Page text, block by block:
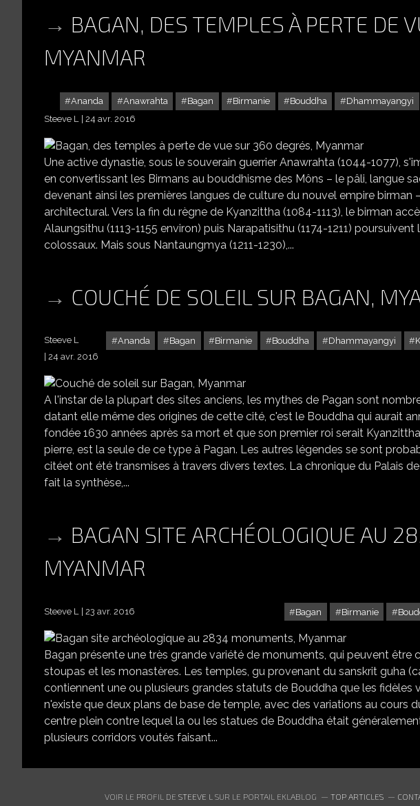
BAGAN, DES TEMPLES À PERTE DE
MYANMAR
Ananda Anawrahta Bagan Birmanie Bouddha Dhammayangyi
Steeve L
24 avr. 2016
Une active dynastie, sous le souverain guerrier Anawrahta (1044-1077),
en convertissant les Birmans au bouddhisme des Môns – le pâli, langue
devenant ainsi les premières langues de culture du nouvel empire birman
architectural. Vers la fin du règne de Kyanzittha (1084-1113), le birman
Alaungsithu (1113-1155 environ) puis Narapatisithu (1174-1211)
colossaux. Mais sous Nantaungmya (1211-1230),...
COUCHÉ DE SOLEIL SUR BAGAN,
Ananda Bagan Birmanie Bouddha Dhammayangyi
Steeve L
24 avr. 2016
A l'instar de la plupart des sites anciens, les mythes de Pagan sont
datant elle même des origines de cette cité, c'est le Bouddha qui aurait
fondée 1630 années après sa mort et que son premier roi serait
pierre, est la seule de ce type à Pagan. Les autres légendes se sont
citéet ont été transmises à travers divers textes. La chronique du Palais
fait la synthèse,...
BAGAN SITE ARCHÉOLOGIQUE AU
MYANMAR
Bagan Birmanie
Steeve L 23 avr. 2016 BAGAN SITE
Bagan présente une très grande variété de monuments, qui peuvent être
stoupas et les monastères. Les temples, gu provenant du sanskrit guha
contiennent une ou plusieurs grandes statuts de Bouddha que les fidèles
n'existe que deux plans de base de temple, avec des variations au cours
centre plein contre lequel la ou les statues de Bouddha était
plusieurs corridors voutés faisant...
VOIR LE PROFIL DE STEEVE L SUR LE PORTAIL EKLABLOG TOP ARTICLES